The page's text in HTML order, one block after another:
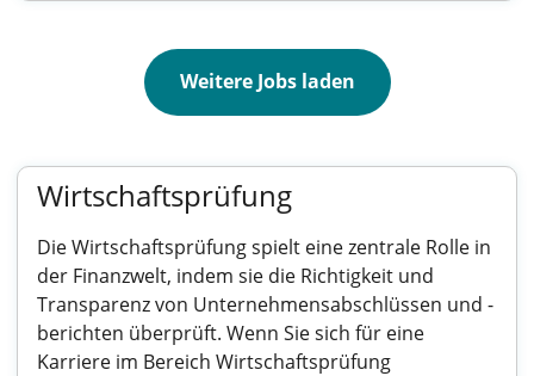
Weitere Jobs laden
Wirtschaftsprüfung
Die Wirtschaftsprüfung spielt eine zentrale Rolle in
der Finanzwelt, indem sie die Richtigkeit und
Transparenz von Unternehmensabschlüssen und -
berichten überprüft. Wenn Sie sich für eine
Karriere im Bereich Wirtschaftsprüfung